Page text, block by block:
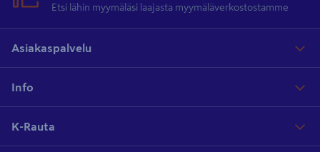
Etsi lähin myymäläsi laajasta myymäläverkostostamme
Asiakaspalvelu
Info
K-Rauta